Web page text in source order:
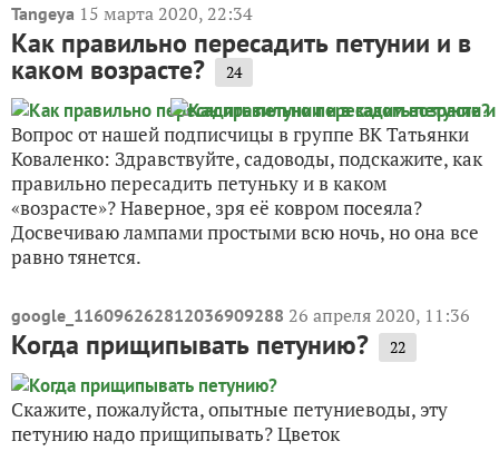
Tangeya 15 марта 2020, 22:34
Как правильно пересадить петунии и в
каком возрасте? 24
Вопрос от нашей подписчицы в группе ВК Татьянки
Коваленко: Здравствуйте, садоводы, подскажите, как
правильно пересадить петуньку и в каком
«возрасте»? Наверное, зря её ковром посеяла?
Досвечиваю лампами простыми всю ночь, но она все
равно тянется.
google_116096262812036909288 26 апреля 2020, 11:36
Когда прищипывать петунию? 22
Скажите, пожалуйста, опытные петуниеводы, эту
петунию надо прищипывать? Цветок